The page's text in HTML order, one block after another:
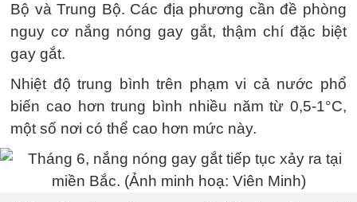
Bộ và Trung Bộ. Các địa phương cần đề phòng
nguy cơ nắng nóng gay gắt, thậm chí đặc biệt
gay gắt.
Nhiệt độ trung bình trên phạm vi cả nước phổ
biến cao hơn trung bình nhiều năm từ 0,5-1°C,
một số nơi có thể cao hơn mức này.